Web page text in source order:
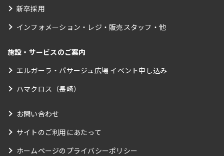
新卒採用
インフォメーション・レジ・販売スタッフ・他
施設・サービスのご案内
エルガーラ・パサージュ広場 イベント申し込み
ハマクロス（長崎）
お問い合わせ
サイトのご利用にあたって
ホームページのプライバシーポリシー